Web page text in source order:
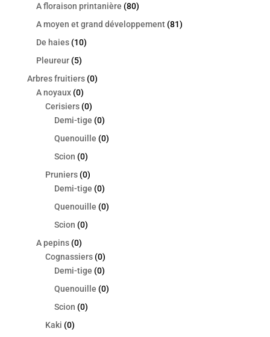
A floraison printanière (80)
A moyen et grand développement (81)
De haies (10)
Pleureur (5)
Arbres fruitiers (0)
A noyaux (0)
Cerisiers (0)
Demi-tige (0)
Quenouille (0)
Scion (0)
Pruniers (0)
Demi-tige (0)
Quenouille (0)
Scion (0)
A pepins (0)
Cognassiers (0)
Demi-tige (0)
Quenouille (0)
Scion (0)
Kaki (0)